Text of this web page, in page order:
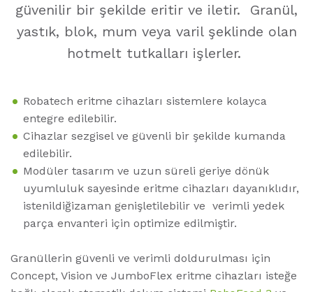
güvenilir bir şekilde eritir ve iletir. Granül,
yastık, blok, mum veya varil şeklinde olan
hotmelt tutkalları işlerler.
Robatech eritme cihazları sistemlere kolayca
entegre edilebilir.
Cihazlar sezgisel ve güvenli bir şekilde kumanda
edilebilir.
Modüler tasarım ve uzun süreli geriye dönük
uyumluluk sayesinde eritme cihazları dayanıklıdır,
istenildiğizaman genişletilebilir ve verimli yedek
parça envanteri için optimize edilmiştir.
Granüllerin güvenli ve verimli doldurulması için
Concept, Vision ve JumboFlex eritme cihazları isteğe